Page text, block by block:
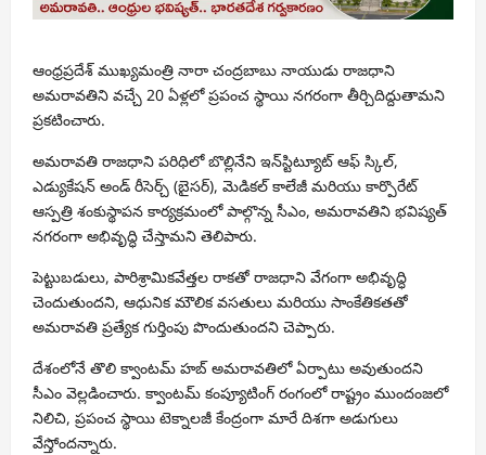
ఆంధ్రప్రదేశ్ ముఖ్యమంత్రి నారా చంద్రబాబు నాయుడు రాజధాని
అమరావతిని వచ్చే 20 ఏళ్లలో ప్రపంచ స్థాయి నగరంగా తీర్చిదిద్దుతామని
ప్రకటించారు.
అమరావతి రాజధాని పరిధిలో బొల్లినేని ఇన్‌స్టిట్యూట్ ఆఫ్ స్కిల్,
ఎడ్యుకేషన్ అండ్ రీసెర్చ్ (బైసర్), మెడికల్ కాలేజీ మరియు కార్పొరేట్
ఆస్పత్రి శంకుస్థాపన కార్యక్రమంలో పాల్గొన్న సీఎం, అమరావతిని భవిష్యత్
నగరంగా అభివృద్ధి చేస్తామని తెలిపారు.
పెట్టుబడులు, పారిశ్రామికవేత్తల రాకతో రాజధాని వేగంగా అభివృద్ధి
చెందుతుందని, ఆధునిక మౌలిక వసతులు మరియు సాంకేతికతతో
అమరావతి ప్రత్యేక గుర్తింపు పొందుతుందని చెప్పారు.
దేశంలోనే తొలి క్వాంటమ్ హబ్ అమరావతిలో ఏర్పాటు అవుతుందని
సీఎం వెల్లడించారు. క్వాంటమ్ కంప్యూటింగ్ రంగంలో రాష్ట్రం ముందంజలో
నిలిచి, ప్రపంచ స్థాయి టెక్నాలజీ కేంద్రంగా మారే దిశగా అడుగులు
వేస్తోందన్నారు.